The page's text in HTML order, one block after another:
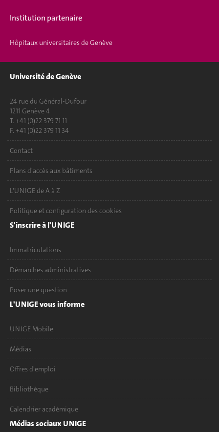
Institution partenaire
Hôpitaux universitaires de Genève
Université de Genève
24 rue du Général-Dufour
1211 Genève 4
T. +41 (0)22 379 71 11
F. +41 (0)22 379 11 34
Contact
Plans d'accès aux bâtiments
L'UNIGE de A à Z
Politique et configuration des cookies
S'inscrire à l'UNIGE
Immatriculations
Démarches administratives
Poser une question
L'UNIGE vous informe
UNIGE Mobile
Médias
Offres d'emploi
Bibliothèque
Calendrier académique
Médias sociaux UNIGE